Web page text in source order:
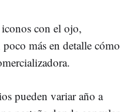
con el ojo,
más en detalle cómo
pueden variar año a